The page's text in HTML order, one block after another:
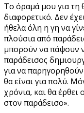
Το όραμά μου για τη
διαφορετικό. Δεν
ήθελα όλη η γη να
πλούσια από
μπορούν να πάψουν
παράδεισος
για να
θα είναι για πολύ.
χρόνια, και θα
στον παράδεισο».